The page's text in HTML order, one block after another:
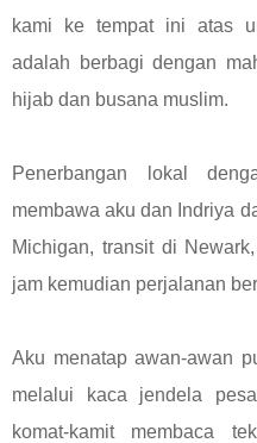
kami ke tempat ini atas
adalah berbagi dengan
hijab dan busana muslim.
Penerbangan lokal
membawa aku dan Indriya
Michigan, transit di
jam kemudian perjalanan
Aku menatap awan-awan
melalui kaca jendela
komat-kamit membaca